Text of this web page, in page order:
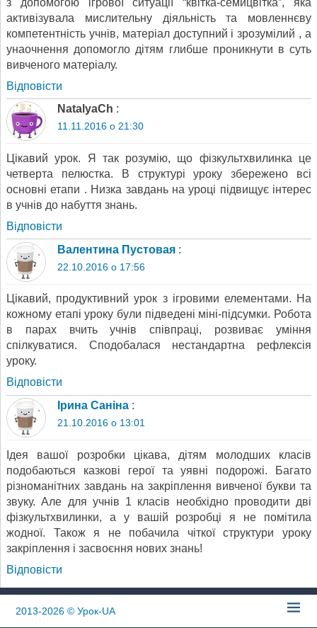
активізувала мислительну діяльність та мовленнєву
компетентність учнів, матеріал доступний і зрозумілий , а
унаочнення допомогло дітям глибше проникнути в суть
вивченого матеріалу.
Відповіcти
NatalyaCh :
11.11.2016 о 21:30
Цікавий урок. Я так розумію, що фізкультхвилинка це
четверта пелюстка. В структурі уроку збережено всі
основні етапи . Низка завдань на уроці підвищує інтерес
в учнів до набуття знань.
Відповіcти
Валентина Пустовая :
22.10.2016 о 17:56
Цікавий, продуктивний урок з ігровими елементами. На
кожному етапі уроку були підведені міні-підсумки. Робота
в парах вчить учнів співпраці, розвиває уміння
спілкуватися. Сподобалася нестандартна рефлексія
уроку.
Відповіcти
Ірина Саніна :
21.10.2016 о 13:01
Ідея вашої розробки цікава, дітям молодших класів
подобаються казкові герої та уявні подорожі. Багато
різноманітних завдань на закріплення вивченої букви та
звуку. Але для учнів 1 класів необхідно проводити дві
фізкультхвилинки, а у вашій розробці я не помітила
жодної. Також я не побачила чіткої структури уроку
закріплення і засвоєння нових знань!
Відповіcти
2013-2026© Урок-UA